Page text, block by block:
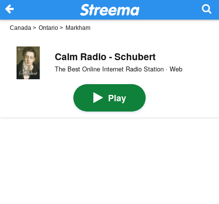
Canada > Ontario > Markham
Calm Radio - Schubert
The Best Online Internet Radio Station · Web
Play